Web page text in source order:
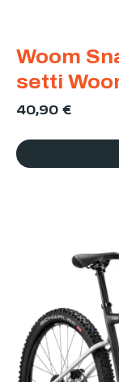
Woom
setti
40,90€